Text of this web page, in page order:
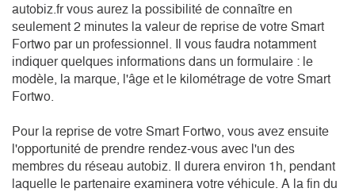
autobiz.fr vous aurez la possibilité de connaître en
seulement 2 minutes la valeur de reprise de votre Smart
Fortwo par un professionnel. Il vous faudra notamment
indiquer quelques informations dans un formulaire : le
modèle, la marque, l'âge et le kilométrage de votre Smart
Fortwo.
Pour la reprise de votre Smart Fortwo, vous avez ensuite
l'opportunité de prendre rendez-vous avec l'un des
membres du réseau autobiz. Il durera environ 1h, pendant
laquelle le partenaire examinera votre véhicule. A la fin du